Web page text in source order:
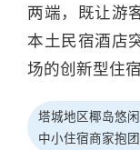
两端，既让游
本土民宿酒店
场的创新型住
塔城地区椰岛悠
中小住宿商家抱